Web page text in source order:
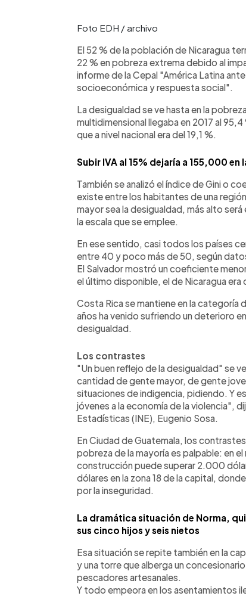
Foto EDH / archivo
El 52 % de la población de Nicaragua
22 % en pobreza extrema debido al
informe de la Cepal "América Latina
socioeconómica y respuesta social".
La desigualdad se ve hasta en la
multidimensional llegaba en 2017 al
que a nivel nacional era del 19,1 %.
Subir IVA al 15% dejaría a 155,000
También se analizó el índice de Gini o
existe entre los habitantes de una
mayor sea la desigualdad, más alto
la escala que se emplee.
En ese sentido, casi todos los países
entre 40 y poco más de 50, según
El Salvador mostró un coeficiente
el último disponible, el de Nicaragua era
Costa Rica se mantiene en la categoría
años ha venido sufriendo un deterioro
desigualdad.
Los contrastes
"Un buen reflejo de la desigualdad" se
cantidad de gente mayor, de gente
situaciones de indigencia, pidiendo. Y
jóvenes a la economía de la violencia",
Estadísticas (INE), Eugenio Sosa.
En Ciudad de Guatemala, los
pobreza de la mayoría es palpable: en
construcción puede superar 2.000
dólares en la zona 18 de la capital,
por la inseguridad.
La dramática situación de Norma,
sus cinco hijos y seis nietos
Esa situación se repite también en la
y una torre que alberga un
pescadores artesanales.
Y todo empeora en los asentamientos